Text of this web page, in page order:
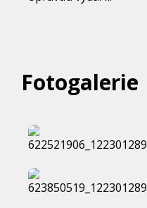
Fotogalerie